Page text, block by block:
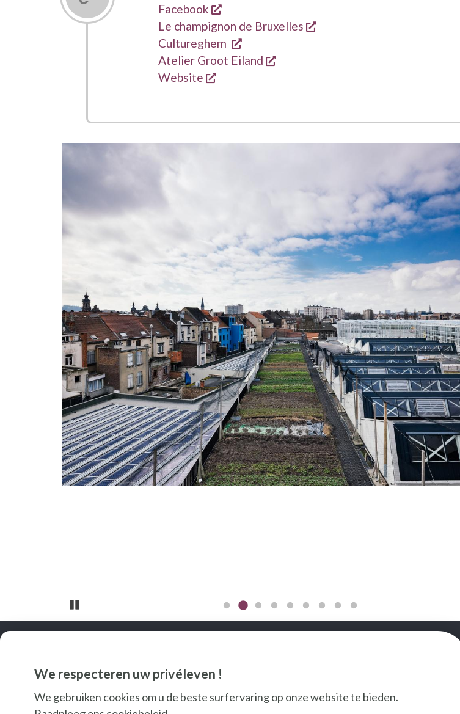
We respecteren uw privéleven !
We gebruiken cookies om u de beste surfervaring op onze website te bieden.
Facebook
opent een nieuw venster
Le champignon de Bruxelles
opent een nieuw venster
Cultureghem
opent een nieuw venster
Atelier Groot Eiland
opent een nieuw venster
Website
opent een nieuw venster
VOLG ONS